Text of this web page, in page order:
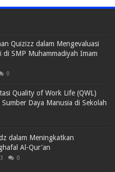
Quizizz dalam Mengevaluasi
di SMP Muhammadiyah Imam
0
Quality of Work Life (QWL)
Daya Manusia di Sekolah
dalam Meningkatkan
Al-Qur'an
0